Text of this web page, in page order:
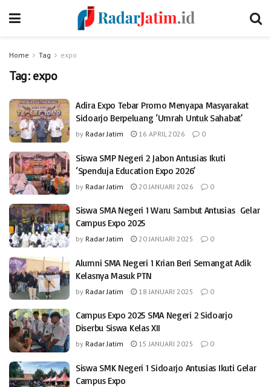
Home Tag expo
Tag:expo
Adira Expo Tebar Promo Menyapa Masyarakat
Sidoarjo Berpeluang ‘Umrah Untuk Sahabat’
by Radar Jatim 16 APRIL 2026 0
Siswa SMP Negeri 2 Jabon Antusias Ikuti
‘Spenduja Education Expo 2026’
by Radar Jatim 20 JANUARI 2026 0
Siswa SMA Negeri 1 Waru Sambut Antusias Gelar
Campus Expo 2025
by Radar Jatim 20 JANUARI 2025 0
Alumni SMA Negeri 1 Krian Beri Semangat Adik
Kelasnya Masuk PTN
by Radar Jatim 18 JANUARI 2025 0
Campus Expo 2025 SMA Negeri 2 Sidoarjo
Diserbu Siswa Kelas XII
by Radar Jatim 15 JANUARI 2025 0
Siswa SMK Negeri 1 Sidoarjo Antusias Ikuti Gelar
Campus Expo